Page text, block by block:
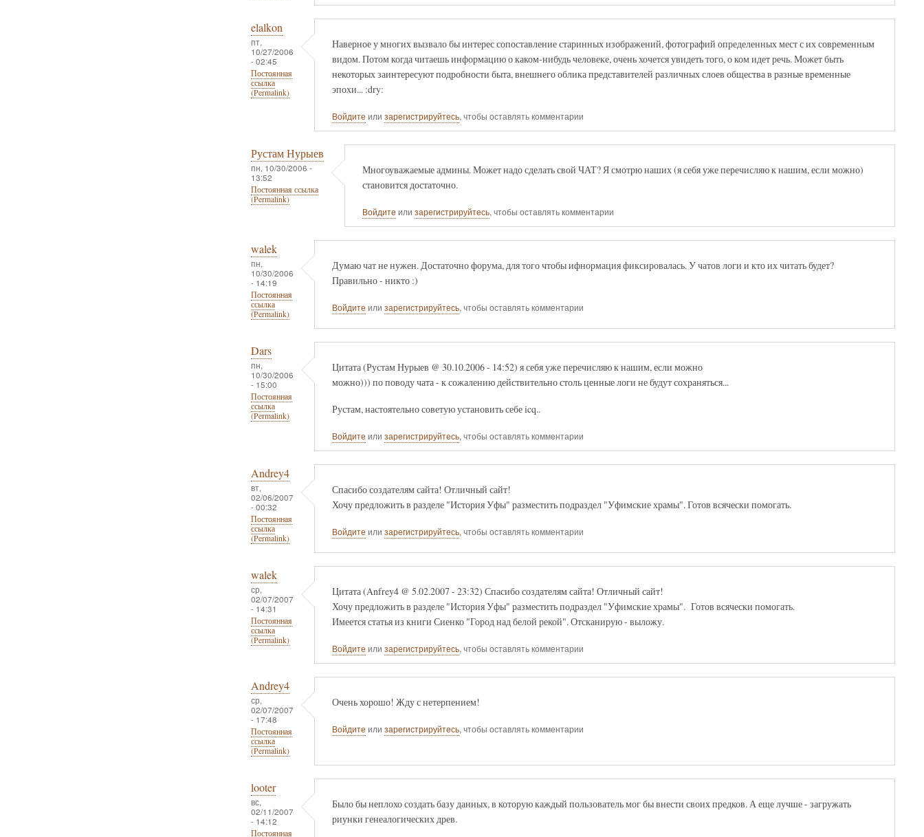
elalkon
пт,
10/27/2006
- 02:45
Постоянная
ссылка
(Permalink)
Наверное у многих вызвало бы интерес сопоставление старинных изображений, фотографий определенных мест с их современным
видом. Потом когда читаешь информацию о каком-нибудь человеке, очень хочется увидеть того, о ком идет речь. Может быть
некоторых заинтересуют подробности быта, внешнего облика представителей различных слоев общества в разные временные
эпохи... :dry:
Войдите или зарегистрируйтесь, чтобы оставлять комментарии
Рустам Нурыев
пн, 10/30/2006 -
13:52
Постоянная ссылка
(Permalink)
Многоуважаемые админы. Может надо сделать свой ЧАТ? Я смотрю наших (я себя уже перечисляю к нашим, если можно)
становится достаточно.
Войдите или зарегистрируйтесь, чтобы оставлять комментарии
walek
пн,
10/30/2006
- 14:19
Постоянная
ссылка
(Permalink)
Думаю чат не нужен. Достаточно форума, для того чтобы ифнормация фиксировалась. У чатов логи и кто их читать будет?
Правильно - никто :)
Войдите или зарегистрируйтесь, чтобы оставлять комментарии
Dars
пн,
10/30/2006
- 15:00
Постоянная
ссылка
(Permalink)
Цитата (Рустам Нурыев @ 30.10.2006 - 14:52) я себя уже перечисляю к нашим, если можно
можно))) по поводу чата - к сожалению действительно столь ценные логи не будут сохраняться...
Рустам, настоятельно советую установить себе icq..
Войдите или зарегистрируйтесь, чтобы оставлять комментарии
Andrey4
вт,
02/06/2007
- 00:32
Постоянная
ссылка
(Permalink)
Спасибо создателям сайта! Отличный сайт!
Хочу предложить в разделе "История Уфы" разместить подраздел "Уфимские храмы". Готов всячески помогать.
Войдите или зарегистрируйтесь, чтобы оставлять комментарии
walek
ср,
02/07/2007
- 14:31
Постоянная
ссылка
(Permalink)
Цитата (Anfrey4 @ 5.02.2007 - 23:32) Спасибо создателям сайта! Отличный сайт!
Хочу предложить в разделе "История Уфы" разместить подраздел "Уфимские храмы". Готов всячески помогать.
Имеется статья из книги Сиенко "Город над белой рекой". Отсканирую - выложу.
Войдите или зарегистрируйтесь, чтобы оставлять комментарии
Andrey4
ср,
02/07/2007
- 17:48
Постоянная
ссылка
(Permalink)
Очень хорошо! Жду с нетерпением!
Войдите или зарегистрируйтесь, чтобы оставлять комментарии
looter
вс,
02/11/2007
- 14:12
Постоянная
Было бы неплохо создать базу данных, в которую каждый пользователь мог бы внести своих предков. А еще лучше - загружать
риунки генеалогических древ.